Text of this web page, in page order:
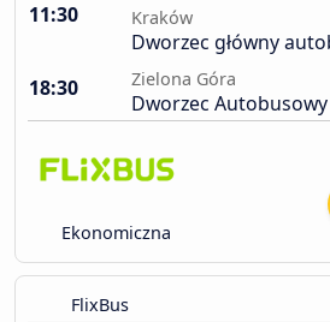
11:30 Kraków
Dworzec główny
18:30
Zielona Góra
Dworzec Autobusowy
Ekonomiczna
FlixBus